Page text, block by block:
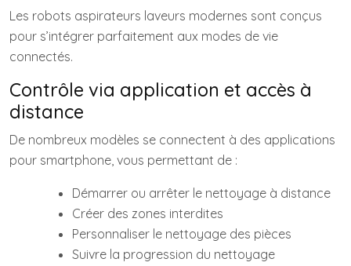
Les robots aspirateurs laveurs modernes sont conçus
pour s’intégrer parfaitement aux modes de vie
connectés.
Contrôle via application et accès à
distance
De nombreux modèles se connectent à des applications
pour smartphone, vous permettant de :
Démarrer ou arrêter le nettoyage à distance
Créer des zones interdites
Personnaliser le nettoyage des pièces
Suivre la progression du nettoyage